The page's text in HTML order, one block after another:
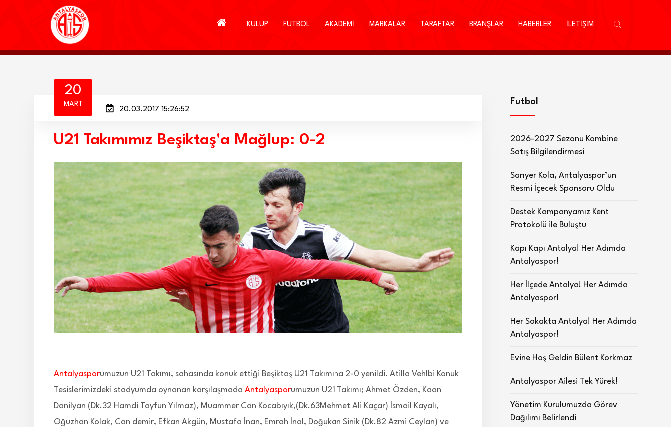
KULÜP FUTBOL AKADEMİ MARKALAR TARAFTAR BRANŞLAR HABERLER İLETİŞİM
20
MART
20.03.2017 15:26:52
U21 Takımımız Beşiktaş'a Mağlup: 0-2
Antalyasporumuzun U21 Takımı, sahasında konuk ettiği Beşiktaş U21 Takımına 2-0 yenildi. Atilla Vehlbi Konuk
Tesislerimizdeki stadyumda oynanan karşılaşmada Antalyasporumuzun U21 Takımı; Ahmet Özden, Kaan
Danilyan (Dk.32 Hamdi Tayfun Yılmaz), Muammer Can Kocabıyık,(Dk.63Mehmet Ali Kaçar) İsmail Kayalı,
Oğuzhan Kolak, Can demir, Efkan Akgün, Mustafa İnan, Emrah İnal, Doğukan Sinik (Dk.82 Azmi Ceylan) ve
Futbol
2026-2027 Sezonu Kombine
Satış Bilgilendirmesi
Sarıyer Kola, Antalyaspor’un
Resmi İçecek Sponsoru Oldu
Destek Kampanyamız Kent
Protokolü ile Buluştu
Kapı Kapı Antalya! Her Adımda
Antalyaspor!
Her İlçede Antalya! Her Adımda
Antalyaspor!
Her Sokakta Antalya! Her Adımda
Antalyaspor!
Evine Hoş Geldin Bülent Korkmaz
Antalyaspor Ailesi Tek Yürek!
Yönetim Kurulumuzda Görev
Dağılımı Belirlendi